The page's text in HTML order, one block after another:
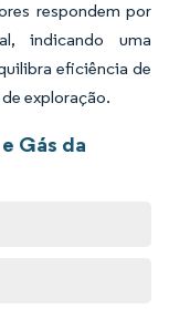
respondem por
indicando uma
eficiência de
exploração.
Gás da